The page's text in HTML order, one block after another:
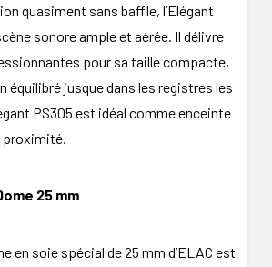
quasiment sans baffle, l’Elégant
sonore ample et aérée. Il délivre
pour sa taille compacte,
équilibré jusque dans les registres les
PS305 est idéal comme enceinte
proximité.
25 mm
en soie spécial de 25 mm d’ELAC est